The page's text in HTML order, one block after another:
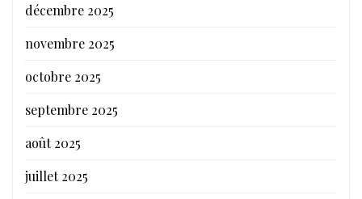
décembre 2025
novembre 2025
octobre 2025
septembre 2025
août 2025
juillet 2025